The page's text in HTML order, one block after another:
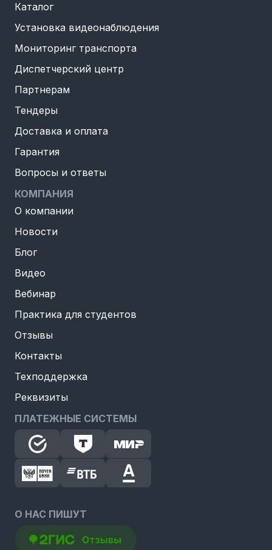
Каталог
Установка видеонаблюдения
Мониторинг транспорта
Диспетчерский центр
Партнерам
Тендеры
Доставка и оплата
Гарантия
Вопросы и ответы
КОМПАНИЯ
О компании
Новости
Блог
Видео
Вебинар
Практика для студентов
Отзывы
Контакты
Техподдержка
Реквизиты
ПЛАТЕЖНЫЕ СИСТЕМЫ
О НАС ПИШУТ